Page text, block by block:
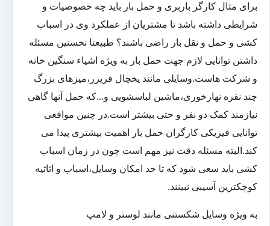
برای مثال کارگر باربری و حمل بار باید چه خصوصیات و
شرایطی داشته باشد تا مشتریان از عملکرد وی در اسباب
کشی و حمل و نقل بار راضی باشند؟ طبیعتا نخستین مسئله
داشتن توانایی لازم جهت حمل بار به ویژه اشیاء سنگین خانه
و شرکت هاست.وسایلی مانند یخچال فریزر،میزهای بزرگ
چند نفره نهارخوری،ماشین لباسشویی و...که حمل آنها گاهی
نیازمند کمک دو نفر و حتی بیشتر است.در چنین مواقعی
توانایی فیزیکی کارگران حمل بار اهمیت بیشتری پیدا می
کند.البته مسئله دقت نیز مهم است چون در زمان اسباب
کشی باید سعی شود که تا حد امکان وسایل،اسباب و اثاثیه
کوچکترین آسیبی نبینند.
به ویژه وسایل شکستنی مانند لوستر و لامپ